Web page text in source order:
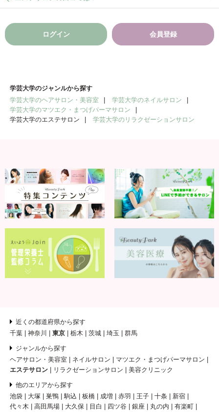
ログイン 会員登録
学芸大学のジャンルから探す
学芸大学のヘアサロン・美容室
学芸大学のネイルサロン
学芸大学のマツエク・まつげパーマサロン
学芸大学のエステサロン
学芸大学のリラクゼーションサロン
近くの都道府県から探す
千葉
神奈川 東京 栃木 茨城 埼玉 群馬
ジャンルから探す
ヘアサロン・美容室
ネイルサロン
マツエク・まつげパーマサロン
エステサロン
リラクゼーションサロン 美容クリニック
他のエリアから探す
池袋
大塚 巣鴨 駒込 板橋 成増 赤羽 王子 十条
新宿
代々木
高田馬場 大久保 目白 四ツ谷 銀座 丸の内
有楽町